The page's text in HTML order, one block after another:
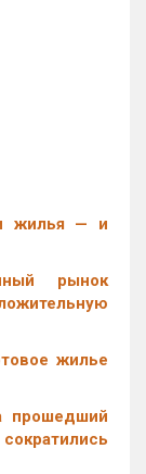
жилья — и
рынок
жилье
прошедший